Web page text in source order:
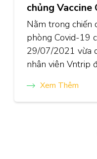
chủng
Nằm trong chiến
phòng Covid-19
29/07/2021 vừa
nhân viên Vntrip
Xem Thêm